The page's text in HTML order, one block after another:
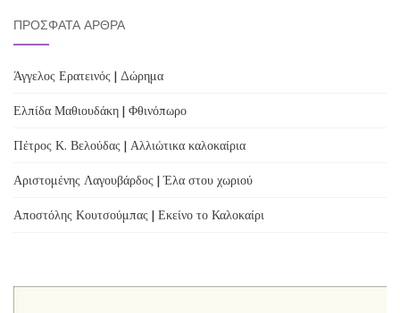
ΠΡΌΣΦΑΤΑ ΆΡΘΡΑ
Άγγελος Ερατεινός | Δώρημα
Ελπίδα Μαθιουδάκη | Φθινόπωρο
Πέτρος Κ. Βελούδας | Αλλιώτικα καλοκαίρια
Αριστομένης Λαγουβάρδος | Έλα στου χωριού
Αποστόλης Κουτσούμπας | Εκείνο το Καλοκαίρι